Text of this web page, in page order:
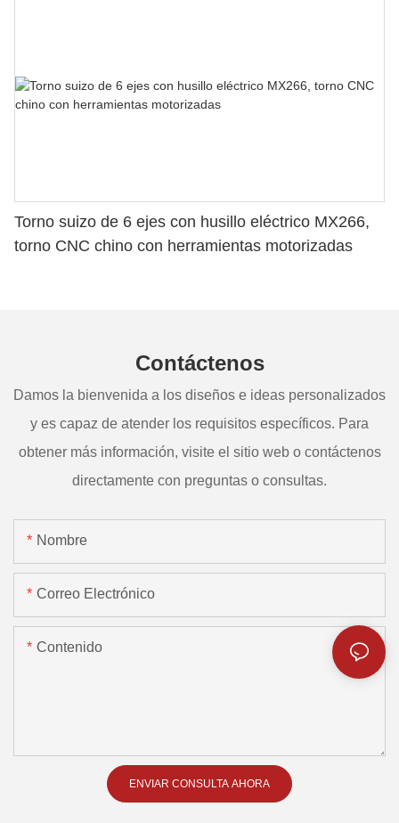
Torno suizo de 6 ejes con husillo eléctrico MX266,
torno CNC chino con herramientas motorizadas
Contáctenos
Damos la bienvenida a los diseños e ideas personalizados
y es capaz de atender los requisitos específicos. Para
obtener más información, visite el sitio web o contáctenos
directamente con preguntas o consultas.
Nombre
Correo Electrónico
Contenido
ENVIAR CONSULTA AHORA